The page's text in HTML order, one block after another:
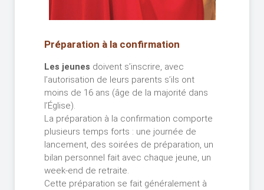
Préparation à la confirmation
Les jeunes doivent s’inscrire, avec
l’autorisation de leurs parents s’ils ont
moins de 16 ans (âge de la majorité dans
l’Église).
La préparation à la confirmation comporte
plusieurs temps forts : une journée de
lancement, des soirées de préparation, un
bilan personnel fait avec chaque jeune, un
week-end de retraite.
Cette préparation se fait généralement à